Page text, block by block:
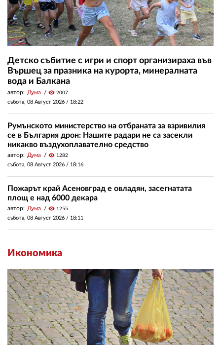
Детско събитие с игри и спорт организираха във
Вършец за празника на курорта, минералната
вода и Балкана
автор: Дума visibility 2007
събота, 08 Август 2026 / 18:22
Румънското министерство на отбраната за взривилия
се в България дрон: Нашите радари не са засекли
никакво въздухоплавателно средство
автор: Дума visibility 1282
събота, 08 Август 2026 / 18:16
Пожарът край Асеновград е овладян, засегнатата
площ е над 6000 декара
автор: Дума visibility 1255
събота, 08 Август 2026 / 18:11
Икономика